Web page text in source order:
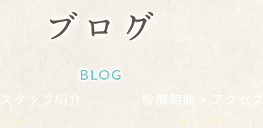
ブログ
BLOG
タッフ紹介
STAFF
診療時間・アクセス
ACCESS